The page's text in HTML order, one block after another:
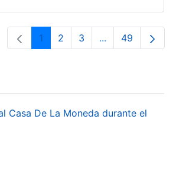
Pàgina
1 Pàgina
2 Pàgina
3 ...PàginesPàgina
49
Casa De La Moneda durante el